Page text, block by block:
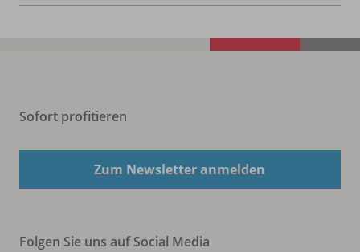
Sofort profitieren
Zum Newsletter anmelden
Folgen Sie uns auf Social Media